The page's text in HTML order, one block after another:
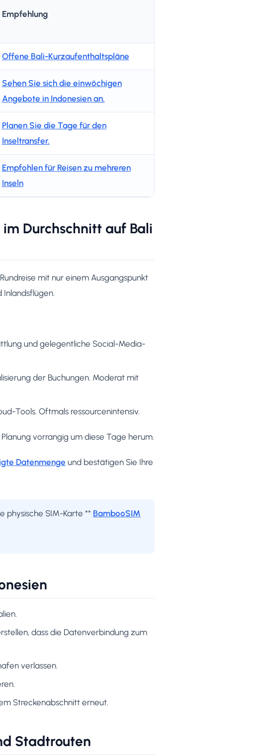
Empfehlung
Offene Bali-Kurzaufenthaltspläne
Sehen Sie sich die einwöchigen
Angebote in Indonesien an.
Planen Sie die Tage für den
Inseltransfer.
Empfohlen für Reisen zu mehreren
Inseln
Durchschnitt auf Bali
mit nur einem Ausgangspunkt
Inlandsflügen.
und gelegentliche Social-Media-
der Buchungen. Moderat mit
Tools. Oftmals ressourcenintensiv.
vorrangig um diese Tage herum.
Datenmenge und bestätigen Sie Ihre
physische SIM-Karte ** BambooSIM
dass die Datenverbindung zum
verlassen.
Streckenabschnitt erneut.
Stadtrouten